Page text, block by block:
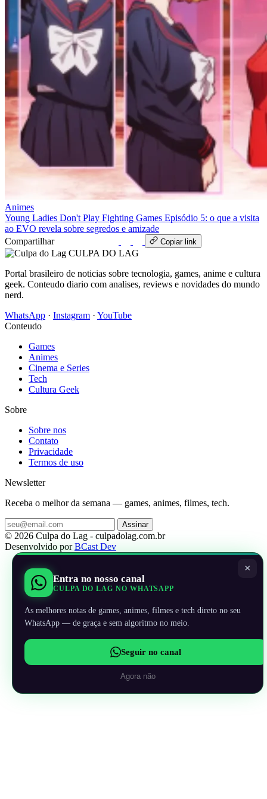
Animes
Young Ladies Don't Play Fighting Games Episódio 5: o que a visita
ao EVO revela sobre segredos e amizade
Compartilhar
Copiar link
CULPA DO LAG
Portal brasileiro de noticias sobre tecnologia, games, anime e cultura
geek. Conteudo diario com analises, reviews e novidades do mundo
nerd.
WhatsApp · Instagram · YouTube
Conteudo
Games
Animes
Cinema e Series
Tech
Cultura Geek
Sobre
Sobre nos
Contato
Privacidade
Termos de uso
Newsletter
Receba o melhor da semana — games, animes, filmes, tech.
Assinar
© 2026 Culpa do Lag - culpadolag.com.br
Desenvolvido porBCast Dev
×
Entra no nosso canal
CULPA DO LAG NO WHATSAPP
As melhores notas de games, animes, filmes e tech direto no seu
WhatsApp — de graça e sem algoritmo no meio.
Seguir no canal
Agora não